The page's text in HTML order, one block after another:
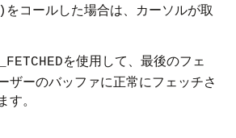
をコールした場合は、カーソルが取
を使用して、最後のフェ
ザーのバッファに正常にフェッチさ
。